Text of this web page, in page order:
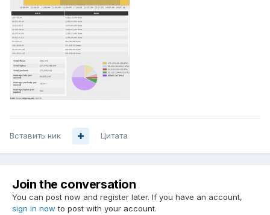
Вставить ник Цитата
Join the conversation
You can post now and register later. If you have an account,
sign in now to post with your account.